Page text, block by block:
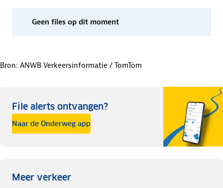
Geen files op dit moment
Bron: ANWB Verkeersinformatie / TomTom
File alerts ontvangen?
Naar de Onderweg app
Meer verkeer